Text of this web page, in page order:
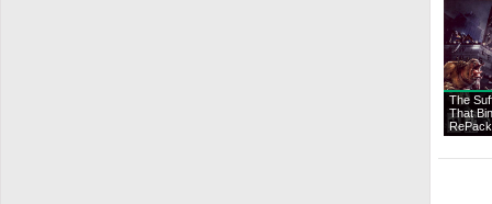
The
That
RePack